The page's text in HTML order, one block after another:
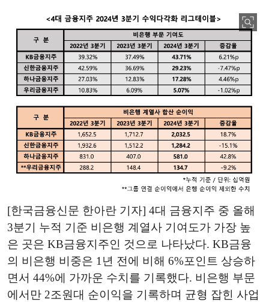
[한국금융신문 한아란 기자] 4대 금융지주 중 올해
3분기 누적 기준 비은행 계열사 기여도가 가장 높
은 곳은 KB금융지주인 것으로 나타났다. KB금융
의 비은행 비중은 1년 전에 비해 6%포인트 상승하
면서 44%에 가까운 수치를 기록했다. 비은행 부문
에서만 2조원대 순이익을 기록하며 균형 잡힌 사업